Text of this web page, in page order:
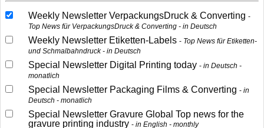
Weekly Newsletter VerpackungsDruck & Converting
Top News für VerpackungsDruck & Converting - in Deutsch
Weekly Newsletter Etiketten-Labels
Top News für Etiketten-
und Schmalbahndruck - in Deutsch
Special Newsletter Digital Printing today
in Deutsch -
monatlich
Special Newsletter Packaging Films & Converting
in
Deutsch - monatlich
Special Newsletter Gravure Global Top news for the
gravure printing industry
in English - monthly